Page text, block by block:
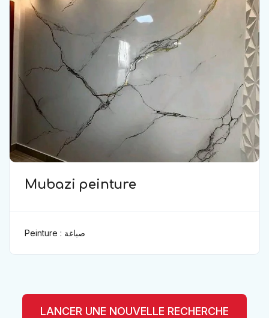
Mubazi peinture
Peinture : صباغة
LANCER UNE NOUVELLE RECHERCHE